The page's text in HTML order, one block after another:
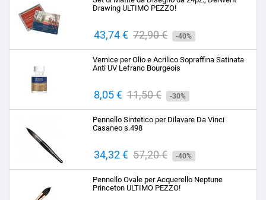
Drawing ULTIMO PEZZO!
Prezzo
43,74 € Prezzo
base
72,90 € -40%
Vernice per Olio e Acrilico Sopraffina Satinata
Anti UV Lefranc Bourgeois
Prezzo
8,05 € Prezzo
base
11,50 € -30%
Pennello Sintetico per Dilavare Da Vinci
Casaneo s.498
Prezzo
34,32 € Prezzo
base
57,20 € -40%
Pennello Ovale per Acquerello Neptune
Princeton ULTIMO PEZZO!